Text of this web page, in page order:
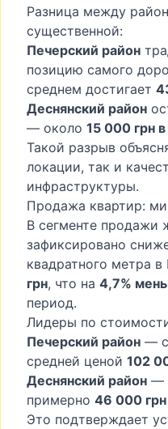
Разница между
существенной:
Печерский район
позицию самого
среднем достигает
Деснянский район
— около 15 000 грн
Такой разрыв
локации, так и
инфраструктуры.
Продажа квартир:
В сегменте продажи
зафиксировано
квадратного метра в
грн, что на 4,7%
период.
Лидеры по
Печерский район —
средней ценой 102
Деснянский район —
примерно 46 000 грн
Это подтверждает